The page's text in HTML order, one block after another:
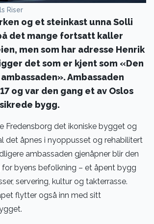
Riser
og et steinkast unna Solli
det mange fortsatt kaller
men som har adresse Henrik
det som er kjent som «Den
Ambassaden
og var den gang et av Oslos
bygg.
Fredensborg det ikoniske bygget og
det åpnes i nyoppusset og rehabilitert
ambassaden gjenåpner blir den
for byens befolkning – et åpent bygg
servering, kultur og takterrasse.
flytter også inn med sitt